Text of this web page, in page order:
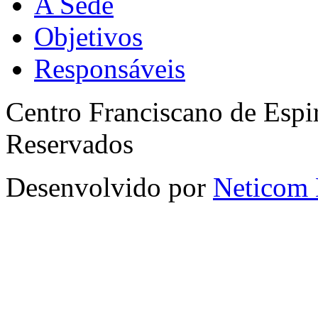
Objetivos
Responsáveis
Centro Franciscano de
Reservados
Desenvolvido por Neticom